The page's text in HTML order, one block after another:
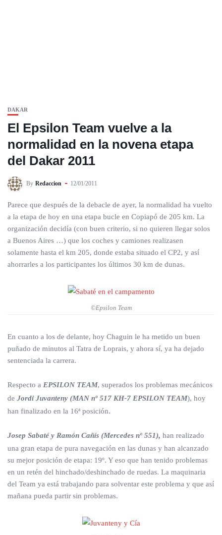
DAKAR
El Epsilon Team vuelve a la
normalidad en la novena etapa
del Dakar 2011
By Redaccion 12/01/2011
Parece que después de la debacle de ayer, la normalidad ha vuelto
a la etapa de hoy en una etapa bucle en Copiapó de 205 km. La
organización decidía (con buen criterio, si no quieren llegar solos
a Buenos Aires …) que los coches y camiones realizasen
solamente hasta el km 205, donde estaba situado el CP2, y así
ahorrarles a los participantes los últimos 30 km de dunas.
©Epsilon Team
En cuanto a los de delante, hoy Chaguin le ha metido un buen
puñado de minutos al Tatra de Loprais, y ahora sí, ya ha dejado
sentenciada la carrera.
Respecto a EPSILON TEAM, superados los problemas mecánicos
de Jordi Juvanteny (MAN nº 517 KH-7 EPSILON TEAM), hoy
han finalizado en la 16ª posición.
Josep Sabaté y Ramón Cañís (Mercedes nº 551), han realizado
una gran etapa de pura navegación en las dunas y han alcanzado
su mejor posición de etapa: 19º. Y eso que han tenido problemas
en un retén del hinchado/deshinchado de ruedas. La maquinaria
del Team ya está trabajando para solventar este problema y que así
mañana pueda partir sin problemas.